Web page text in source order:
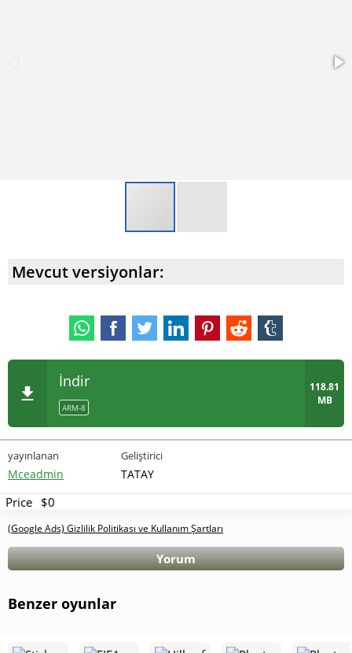
Mevcut versiyonlar:
İndir
ARM-8
118.81
MB
yayınlanan
Mceadmin
Geliştirici
TATAY
Price $0
(Google Ads) Gizlilik Politikası ve Kullanım Şartları
Yorum
Benzer oyunlar